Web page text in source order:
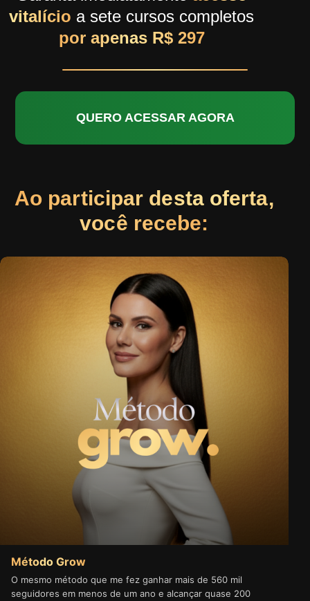
vitalício a sete cursos completos
por apenas R$ 297
QUERO ACESSAR AGORA
Ao participar desta oferta,
você recebe:
Método Grow
O mesmo método que me fez ganhar mais de 560 mil
seguidores em menos de um ano e alcançar quase 200